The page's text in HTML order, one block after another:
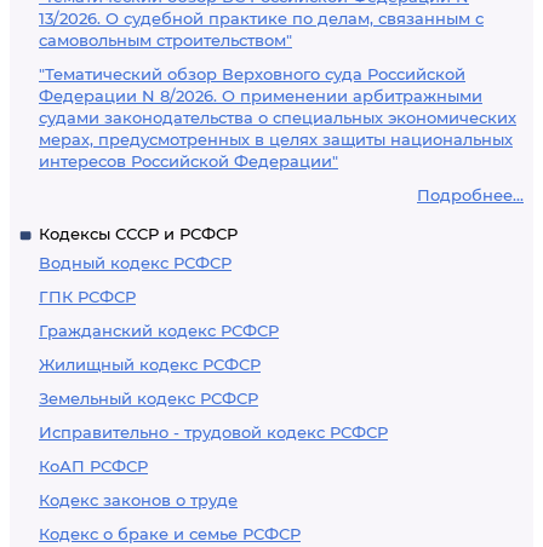
13/2026. О судебной практике по делам, связанным с
самовольным строительством"
"Тематический обзор Верховного суда Российской
Федерации N 8/2026. О применении арбитражными
судами законодательства о специальных экономических
мерах, предусмотренных в целях защиты национальных
интересов Российской Федерации"
Подробнее...
Кодексы СССР и РСФСР
Водный кодекс РСФСР
ГПК РСФСР
Гражданский кодекс РСФСР
Жилищный кодекс РСФСР
Земельный кодекс РСФСР
Исправительно - трудовой кодекс РСФСР
КоАП РСФСР
Кодекс законов о труде
Кодекс о браке и семье РСФСР